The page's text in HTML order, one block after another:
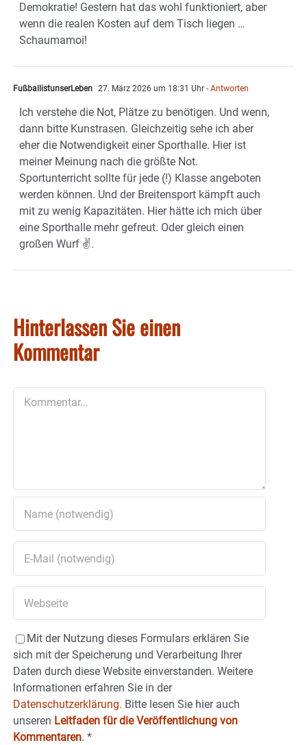
Demokratie! Gestern hat das wohl funktioniert, aber
wenn die realen Kosten auf dem Tisch liegen …
Schaumamoi!
FußballistunserLeben 27. März 2026 um 18:31 Uhr - Antworten
Ich verstehe die Not, Plätze zu benötigen. Und wenn,
dann bitte Kunstrasen. Gleichzeitig sehe ich aber
eher die Notwendigkeit einer Sporthalle. Hier ist
meiner Meinung nach die größte Not.
Sportunterricht sollte für jede (!) Klasse angeboten
werden können. Und der Breitensport kämpft auch
mit zu wenig Kapazitäten. Hier hätte ich mich über
eine Sporthalle mehr gefreut. Oder gleich einen
großen Wurf ✌️.
Hinterlassen Sie einen
Kommentar
Mit der Nutzung dieses Formulars erklären Sie
sich mit der Speicherung und Verarbeitung Ihrer
Daten durch diese Website einverstanden. Weitere
Informationen erfahren Sie in der
Datenschutzerklärung. Bitte lesen Sie hier auch
unseren Leitfaden für die Veröffentlichung von
Kommentaren. *